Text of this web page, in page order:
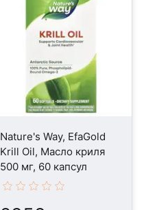
Nature's Way, EfaGold
Krill Oil, Масло криля
500 мг, 60 капсул